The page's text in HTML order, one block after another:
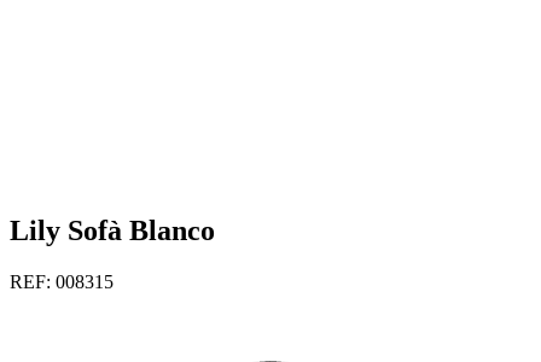
Lily Sofà Blanco
REF: 008315